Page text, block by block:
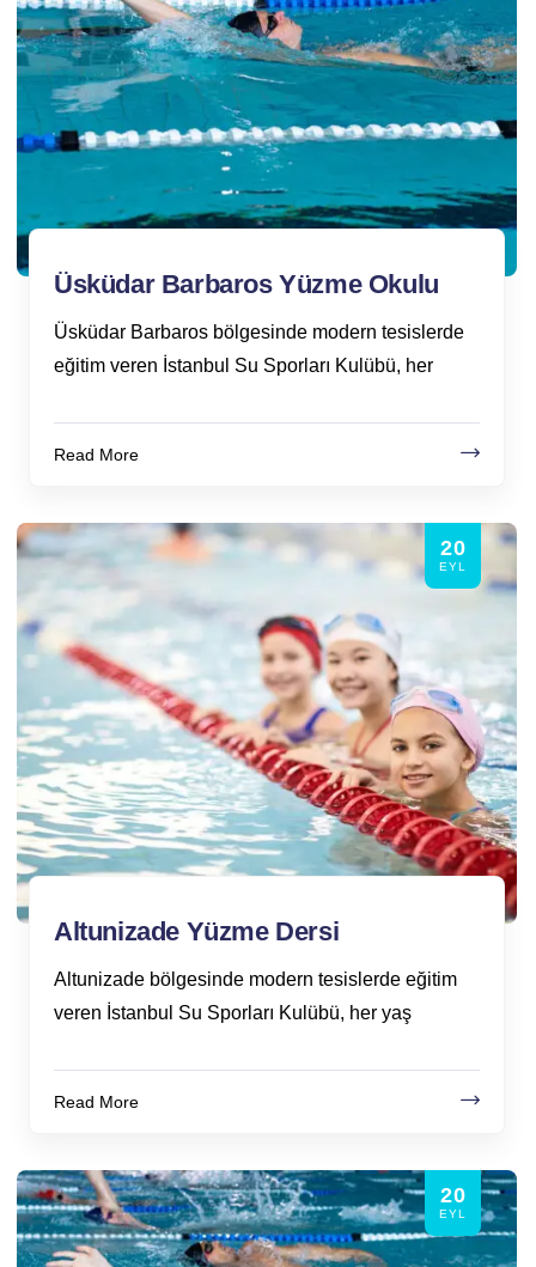
Üsküdar Barbaros Yüzme Okulu
Üsküdar Barbaros bölgesinde modern tesislerde
eğitim veren İstanbul Su Sporları Kulübü, her
Read More
20
EYL
Altunizade Yüzme Dersi
Altunizade bölgesinde modern tesislerde eğitim
veren İstanbul Su Sporları Kulübü, her yaş
Read More
20
EYL